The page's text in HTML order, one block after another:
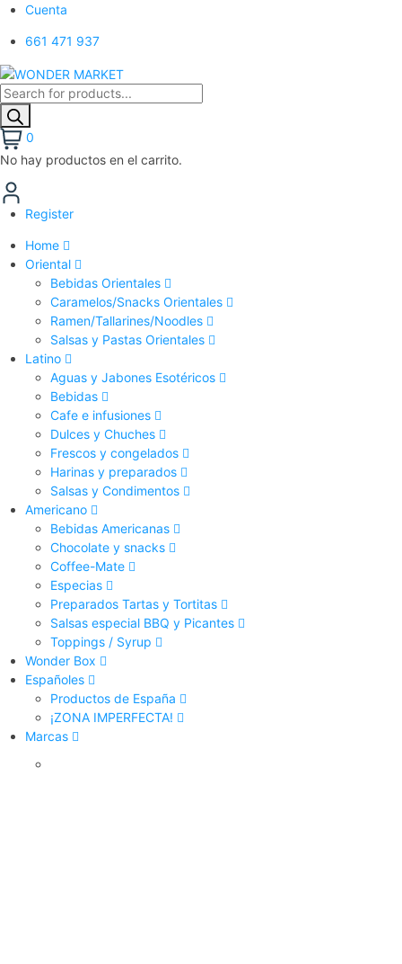
Cuenta
661 471 937
0
No hay productos en el carrito.
Register
Home
Oriental
Bebidas Orientales
Caramelos/Snacks Orientales
Ramen/Tallarines/Noodles
Salsas y Pastas Orientales
Latino
Aguas y Jabones Esotéricos
Bebidas
Cafe e infusiones
Dulces y Chuches
Frescos y congelados
Harinas y preparados
Salsas y Condimentos
Americano
Bebidas Americanas
Chocolate y snacks
Coffee-Mate
Especias
Preparados Tartas y Tortitas
Salsas especial BBQ y Picantes
Toppings / Syrup
Wonder Box
Españoles
Productos de España
¡ZONA IMPERFECTA!
Marcas